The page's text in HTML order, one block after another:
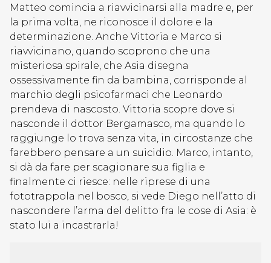
Matteo comincia a riavvicinarsi alla madre e, per
la prima volta, ne riconosce il dolore e la
determinazione. Anche Vittoria e Marco si
riavvicinano, quando scoprono che una
misteriosa spirale, che Asia disegna
ossessivamente fin da bambina, corrisponde al
marchio degli psicofarmaci che Leonardo
prendeva di nascosto. Vittoria scopre dove si
nasconde il dottor Bergamasco, ma quando lo
raggiunge lo trova senza vita, in circostanze che
farebbero pensare a un suicidio. Marco, intanto,
si dà da fare per scagionare sua figlia e
finalmente ci riesce: nelle riprese di una
fototrappola nel bosco, si vede Diego nell’atto di
nascondere l’arma del delitto fra le cose di Asia: è
stato lui a incastrarla!